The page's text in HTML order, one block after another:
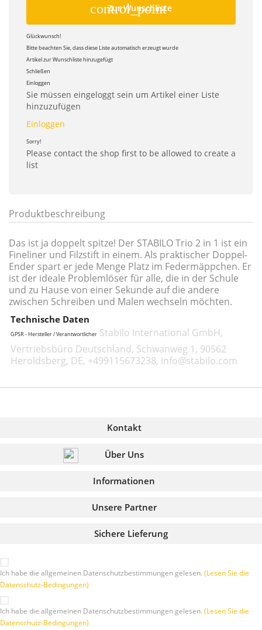
control_point
Zur Wunschliste
Glückwunsch!
Bitte beachten Sie, dass diese Liste automatisch erzeugt wurde
Artikel zur Wunschliste hinzugefügt
Schließen
Einloggen
Sie müssen eingeloggt sein um Artikel einer Liste
hinzuzufügen
Einloggen
Sorry!
Please contact the shop first to be allowed to create a
list
Produktbeschreibung
Das ist ja doppelt spitze! Der STABILO Trio 2 in 1 ist ein
Fineliner und Filzstift in einem. Als praktischer Doppel-
Ender spart er jede Menge Platz im Federmäppchen. Er
ist der ideale Problemlöser für alle, die in der Schule
und zu Hause von einer Sekunde auf die andere
zwischen Schreiben und Malen wechseln möchten.
Technische Daten
GPSR - Hersteller / Verantwortlicher Stabilo International GmbH,
Vertriebsbüro Deutschland, Schwanweg 1, 90562
Heroldsberg, DE, +499115673238, info@stabilo.com
Kontakt
Über Uns
Informationen
Sichere Lieferung
Unsere Partner
Ich habe die allgemeinen Datenschutzbestimmungen gelesen. (Lesen Sie die
Datenschutz-Bedingungen)
Ich habe die allgemeinen Datenschutzbestimmungen gelesen. (Lesen Sie die
Datenschutz-Bedingungen)